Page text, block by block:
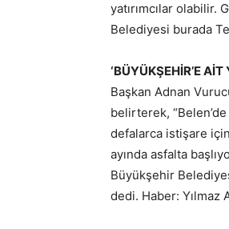
yatırımcılar olabilir.
Belediyesi burada
‘BÜYÜKŞEHİR’E
Başkan Adnan
belirterek,
defalarca istişare
ayında asfalta
Büyükşehir
dedi. Haber: Yılmaz